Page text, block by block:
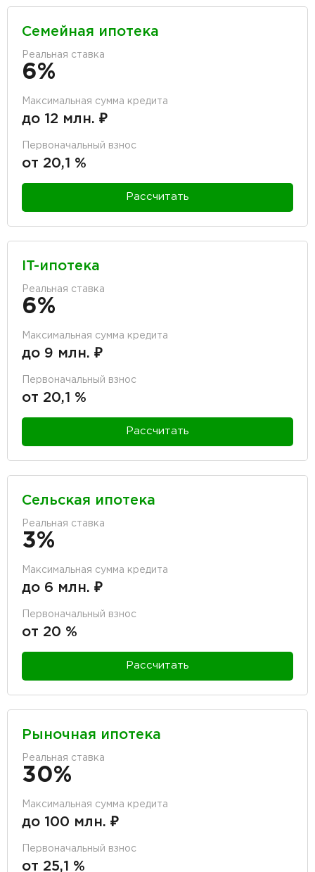
Семейная ипотека
Реальная ставка
6%
Максимальная сумма кредита
до 12 млн. ₽
Первоначальный взнос
от 20,1 %
Рассчитать
IT-ипотека
Реальная ставка
6%
Максимальная сумма кредита
до 9 млн. ₽
Первоначальный взнос
от 20,1 %
Рассчитать
Сельская ипотека
Реальная ставка
3%
Максимальная сумма кредита
до 6 млн. ₽
Первоначальный взнос
от 20 %
Рассчитать
Рыночная ипотека
Реальная ставка
30%
Максимальная сумма кредита
до 100 млн. ₽
Первоначальный взнос
от 25,1 %